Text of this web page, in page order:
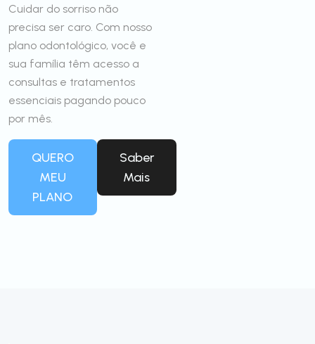
Cuidar do sorriso não
precisa ser caro. Com nosso
plano odontológico, você e
sua família têm acesso a
consultas e tratamentos
essenciais pagando pouco
por mês.
QUERO
MEU
PLANO
Saber
Mais